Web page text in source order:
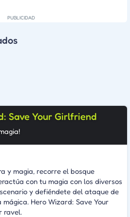
Save Your Girlfriend
y magia, recorre el bosque
con tu magia con los diversos
y defiéndete del ataque de
Hero Wizard: Save Your
ravel.